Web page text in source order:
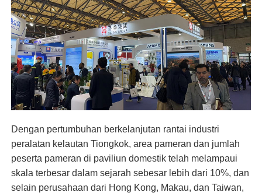
Dengan pertumbuhan berkelanjutan rantai industri
peralatan kelautan Tiongkok, area pameran dan jumlah
peserta pameran di paviliun domestik telah melampaui
skala terbesar dalam sejarah sebesar lebih dari 10%, dan
selain perusahaan dari Hong Kong, Makau, dan Taiwan,